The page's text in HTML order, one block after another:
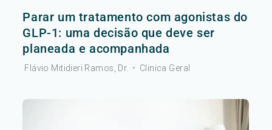
Parar um tratamento com agonistas do
GLP-1: uma decisão que deve ser
planeada e acompanhada
Flávio Mitidieri Ramos, Dr. • Clinica Geral